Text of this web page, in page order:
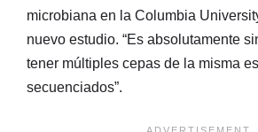
microbiana en la Columbia
nuevo estudio. “Es absolutamente
tener múltiples cepas de la misma
secuenciados”.